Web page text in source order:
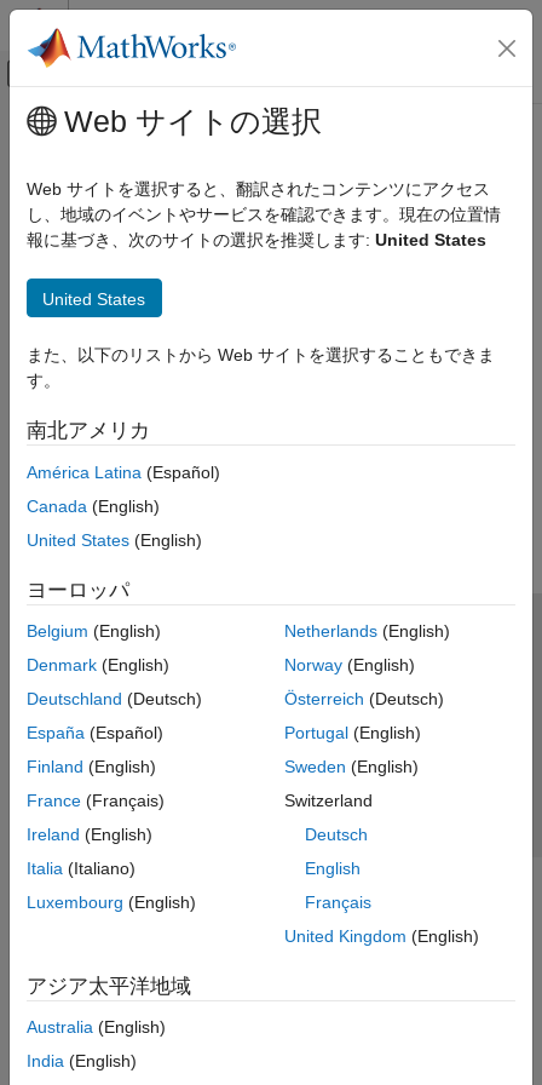
コンテンツへスキップ
オフキャンバス ナビゲーション メ
ドキュメンテーションのホーム
メインコンテンツ
この情報は役に立ちましたか？
Web サイトの選択
Web サイトを選択すると、翻訳されたコンテンツにアクセス
し、地域のイベントやサービスを確認できます。現在の位置情
報に基づき、次のサイトの選択を推奨します: United States
United States
また、以下のリストから Web サイトを選択することもできま
す。
南北アメリカ
América Latina (Español)
Canada (English)
United States (English)
ヨーロッパ
Belgium (English)
Denmark (English)
Deutschland (Deutsch)
España (Español)
Finland (English)
France (Français)
Ireland (English)
Italia (Italiano)
Luxembourg (English)
Netherlands(English)
Norway(English)
Österreich (Deutsch)
Portugal(English)
Sweden (English)
Switzerland
Deutsch
English
Français
United Kingdom (English)
アジア太平洋地域
Australia (English)
India (English)
トラストセンター
プライバシー ポリシー
違法コピー防止
アプリケーション ステータス
© 1994-2026 The MathWorks, Inc.